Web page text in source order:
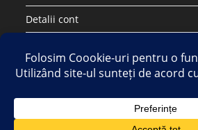
Detalii cont
Copyright 2026 - Strategic